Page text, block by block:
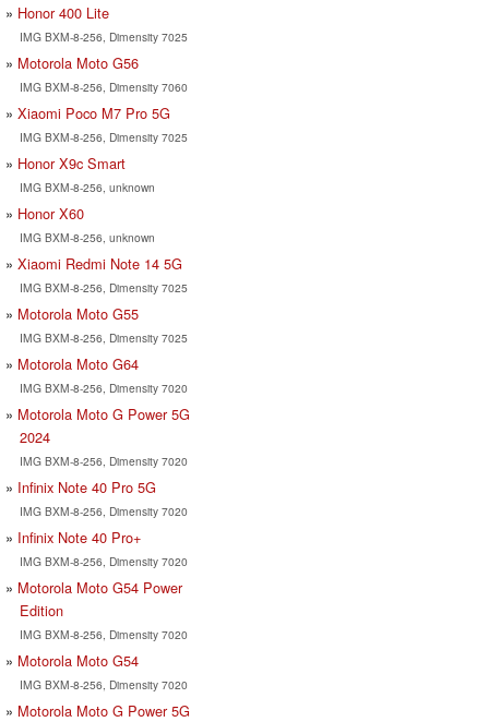
Honor 400 Lite
IMG BXM-8-256, Dimensity 7025
Motorola Moto G56
IMG BXM-8-256, Dimensity 7060
Xiaomi Poco M7 Pro 5G
IMG BXM-8-256, Dimensity 7025
Honor X9c Smart
IMG BXM-8-256, unknown
Honor X60
IMG BXM-8-256, unknown
Xiaomi Redmi Note 14 5G
IMG BXM-8-256, Dimensity 7025
Motorola Moto G55
IMG BXM-8-256, Dimensity 7025
Motorola Moto G64
IMG BXM-8-256, Dimensity 7020
Motorola Moto G Power 5G
2024
IMG BXM-8-256, Dimensity 7020
Infinix Note 40 Pro 5G
IMG BXM-8-256, Dimensity 7020
Infinix Note 40 Pro+
IMG BXM-8-256, Dimensity 7020
Motorola Moto G54 Power
Edition
IMG BXM-8-256, Dimensity 7020
Motorola Moto G54
IMG BXM-8-256, Dimensity 7020
Motorola Moto G Power 5G